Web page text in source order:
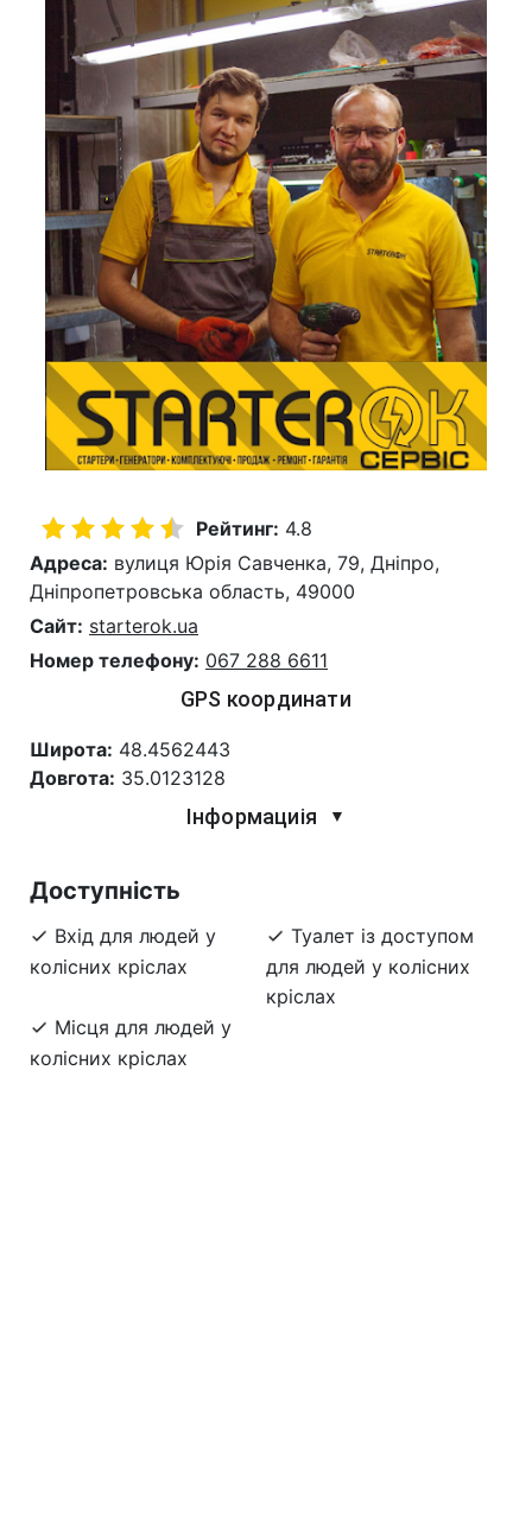
Рейтинг: 4.8
Адреса: вулиця Юрія Савченка, 79, Дніпро,
Дніпропетровська область, 49000
Сайт: starterok.ua
Номер телефону: 067 288 6611
GPS координати
Широта: 48.4562443
Довгота: 35.0123128
Інформациія ▼
Доступність
Вхід для людей у
колісних кріслах
Туалет із доступом
для людей у колісних
кріслах
Місця для людей у
колісних кріслах